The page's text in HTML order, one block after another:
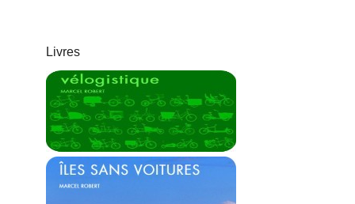
Livres